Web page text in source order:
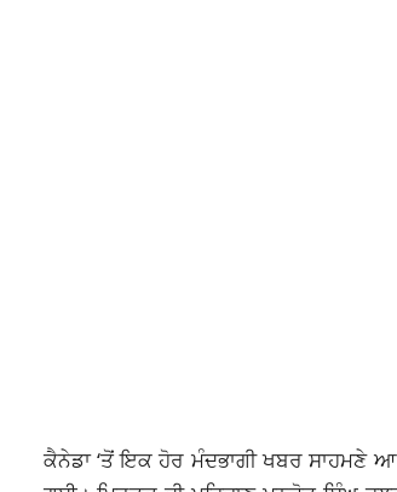
ਕੈਨੇਡਾ ‘ਤੋਂ ਇਕ ਹੋਰ ਮੰਦਭਾਗੀ ਖਬਰ ਸਾਹਮਣੇ